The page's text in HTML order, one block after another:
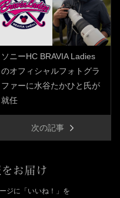
ソニーHC BRAVIA Ladies
のオフィシャルフォトグラ
ファーに水谷たかひと氏が
就任
次の記事
ジに「いいね！」を